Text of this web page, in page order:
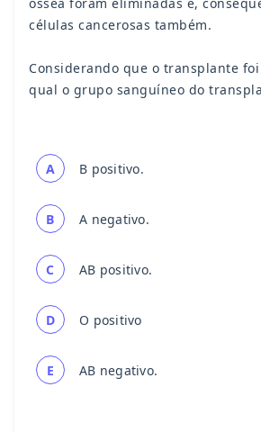
células cancerosas também.
Considerando que o transplante
qual o grupo sanguíneo do
A B positivo.
B A negativo.
C AB positivo.
D O positivo
E AB negativo.